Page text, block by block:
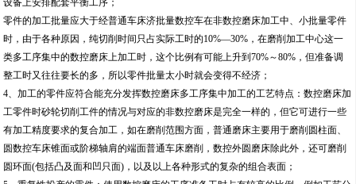
设备上安排配套平衡工序；
零件的加工批量应大于经普通车床济批量数控车在非数控磨床加工中、小批量零件
时，由于各种原因，纯切削时间只占实际工时的10%—30%，在磨削加工中心这一
类多工序集中的数控磨床上加工时，这个比例有可能上升到70%～80%，但准备调
整工时又往往要长的多，所以零件批量太小时就会变得不经济；
4、加工的零件应符合能充分发挥数控磨床多工序集中加工的工艺特点：数控磨床加
工零件时砂轮切削工件的情况与对应的非数控磨床是完全一样的，但它可进行一些
有加工精度要求的复合加工，如在磨削范围方面，普通磨床主要用于磨削圆柱面、
圆数控车床锥面或阶梯轴肩的端面普通车床磨削，数控外圆磨床除此外，还可磨削
圆环面(包括凸及面和凹只面)，以及以上各种形式的复杂的组合表面；